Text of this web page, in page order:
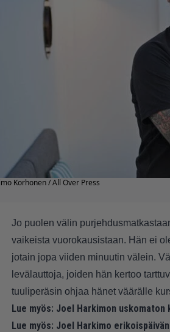
Korhonen / All Over Press
Jo puolen välin
vaikeista vuorokausistaan. Hän ei
jotain jopa viiden minuutin välein.
levälauttoja, joiden hän kertoo
tuuliperäsin ohjaa hänet väärälle
Lue myös: Joel Harkimon uskomaton
Lue myös: Joel Harkimo